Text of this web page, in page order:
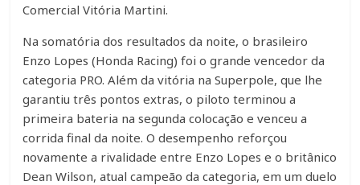
Comercial Vitória Martini.
Na somatória dos resultados da noite, o brasileiro
Enzo Lopes (Honda Racing) foi o grande vencedor da
categoria PRO. Além da vitória na Superpole, que lhe
garantiu três pontos extras, o piloto terminou a
primeira bateria na segunda colocação e venceu a
corrida final da noite. O desempenho reforçou
novamente a rivalidade entre Enzo Lopes e o britânico
Dean Wilson, atual campeão da categoria, em um duelo